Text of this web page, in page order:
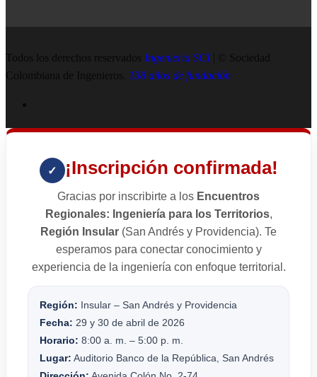
Todos los derechos reservados Ingenieria SCI
| © Sociedad
Colombiana de Ingenieros.
138 años de fundación
✓ ¡Inscripción confirmada!
Gracias por inscribirte a los Encuentros
Regionales: Ingeniería para los Territorios,
Región Insular (San Andrés y Providencia). Te
esperamos para conectar conocimiento y
experiencia de la ingeniería con enfoque territorial.
Región: Insular – San Andrés y Providencia
Fecha: 29 y 30 de abril de 2026
Horario: 8:00 a. m. – 5:00 p. m.
Lugar: Auditorio Banco de la República, San Andrés